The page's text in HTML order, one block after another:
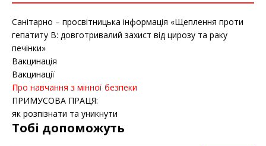
Санітарно – просвітницька інформація «Щеплення проти
гепатиту B: довготривалий захист від цирозу та раку
печінки»
Вакцинація
Вакцинації
Про навчання з мінної безпеки
ПРИМУСОВА ПРАЦЯ:
як розпізнати та уникнути
Тобі допоможуть